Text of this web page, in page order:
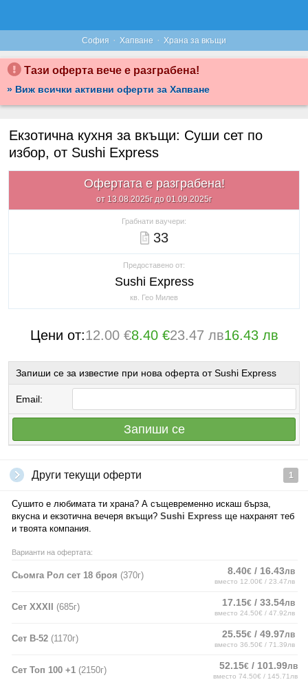
София · Хапване · Храна за вкъщи
Тази оферта вече е разграбена!
» Виж всички активни оферти за Хапване
Екзотична кухня за вкъщи: Суши сет по
избор, от Sushi Express
Офертата е разграбена!
от 13.08.2025г до 01.09.2025г
Грабнати ваучери:
33
Предоставено от:
Sushi Express
кв. Гео Милев
Цени от:12.00 €8.40 €23.47 лв16.43 лв
Запиши се за известие при нова оферта от Sushi Express
Email:
Запиши се
Други текущи оферти 1
Сушито е любимата ти храна? А същевременно искаш бърза,
вкусна и екзотична вечеря вкъщи? Sushi Express ще нахранят теб
и твоята компания.
Варианти на офертата:
Сьомга Рол сет 18 броя (370г) 8.40€ / 16.43лв
вместо 12.00€ / 23.47лв
Сет XXXII (685г) 17.15€ / 33.54лв
вместо 24.50€ / 47.92лв
Сет В-52 (1170г) 25.55€ / 49.97лв
вместо 36.50€ / 71.39лв
Сет Топ 100 +1 (2150г) 52.15€ / 101.99лв
вместо 74.50€ / 145.71лв